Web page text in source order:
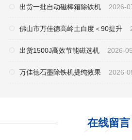
出货一批自动磁棒箱除铁机 2026-
佛山市万佳德高岭土白度＜90提升
出货1500J高效节能磁选机 2026-
万佳德石墨除铁机提纯效果 2026-
在线留言